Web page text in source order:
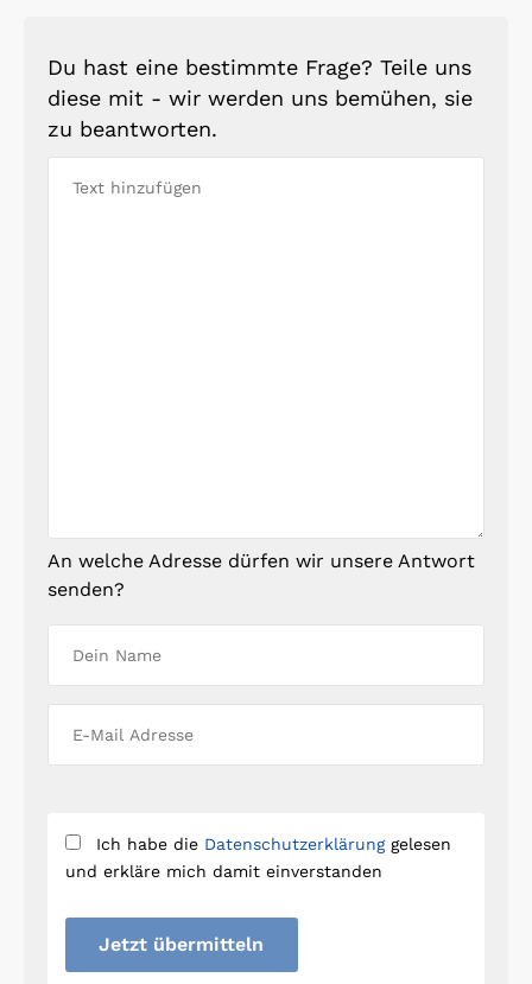
Du hast eine bestimmte Frage? Teile uns
diese mit - wir werden uns bemühen, sie
zu beantworten.
An welche Adresse dürfen wir unsere Antwort
senden?
Ich habe die Datenschutzerklärunggelesen
und erkläre mich damit einverstanden
Jetzt übermitteln